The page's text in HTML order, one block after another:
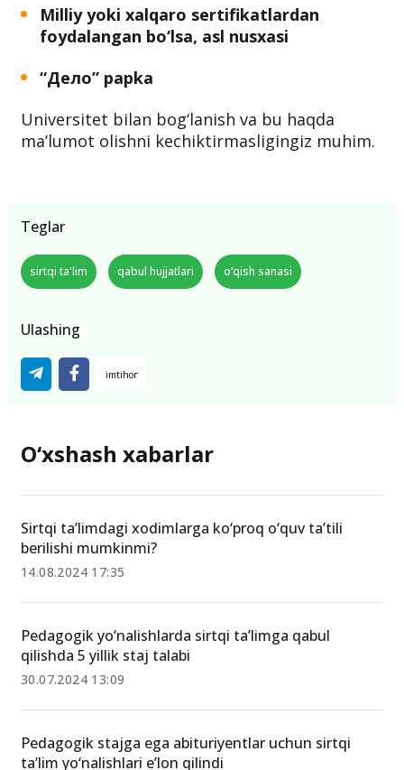
Milliy yoki xalqaro sertifikatlardan
foydalangan bo‘lsa, asl nusxasi
“Дело” papka
Universitet bilan bog‘lanish va bu haqda
ma’lumot olishni kechiktirmasligingiz muhim.
Teglar
sirtqi ta'lim qabul hujjatlari o‘qish sanasi
Ulashing
O‘xshash xabarlar
Sirtqi ta’limdagi xodimlarga ko‘proq o‘quv ta’tili
berilishi mumkinmi?
14.08.2024 17:35
Pedagogik yo‘nalishlarda sirtqi ta’limga qabul
qilishda 5 yillik staj talabi
30.07.2024 13:09
Pedagogik stajga ega abituriyentlar uchun sirtqi
ta’lim yo‘nalishlari e’lon qilindi